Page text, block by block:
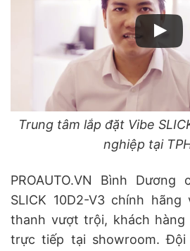
Trung tâm lắp đặt Vibe
nghiệp tại
PROAUTO.VN Bình
SLICK 10D2-V3 chính
thanh vượt trội, khách
trực tiếp tại showroom.